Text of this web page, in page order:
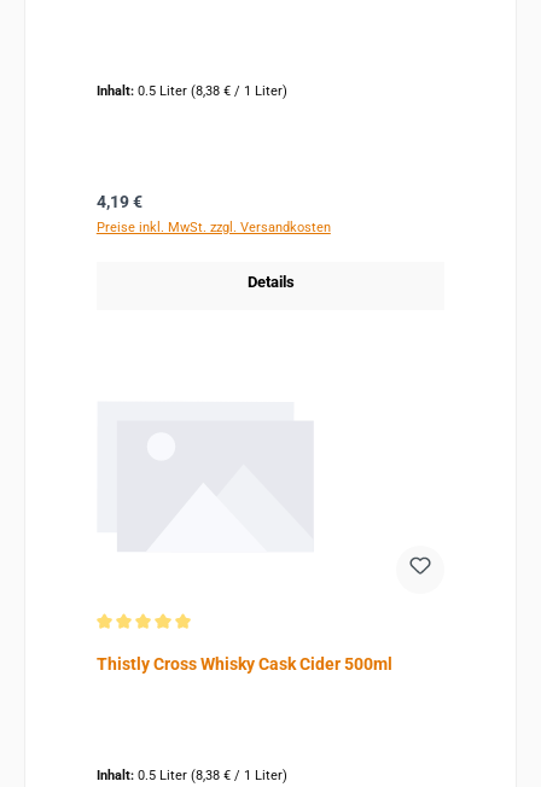
Inhalt: 0.5 Liter (8,38 € / 1 Liter)
Regulärer Preis:
4,19 €
Preise inkl. MwSt. zzgl. Versandkosten
Details
Thistly Cross Whisky Cask Cider 500ml
Inhalt: 0.5 Liter (8,38 € / 1 Liter)